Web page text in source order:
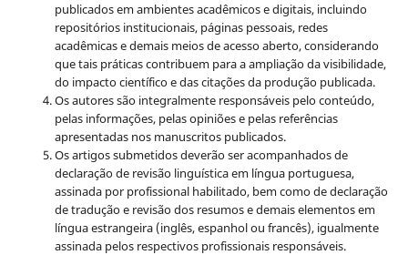
publicados em ambientes acadêmicos e digitais, incluindo
repositórios institucionais, páginas pessoais, redes
acadêmicas e demais meios de acesso aberto, considerando
que tais práticas contribuem para a ampliação da visibilidade,
do impacto científico e das citações da produção publicada.
Os autores são integralmente responsáveis pelo conteúdo,
pelas informações, pelas opiniões e pelas referências
apresentadas nos manuscritos publicados.
Os artigos submetidos deverão ser acompanhados de
declaração de revisão linguística em língua portuguesa,
assinada por profissional habilitado, bem como de declaração
de tradução e revisão dos resumos e demais elementos em
língua estrangeira (inglês, espanhol ou francês), igualmente
assinada pelos respectivos profissionais responsáveis.